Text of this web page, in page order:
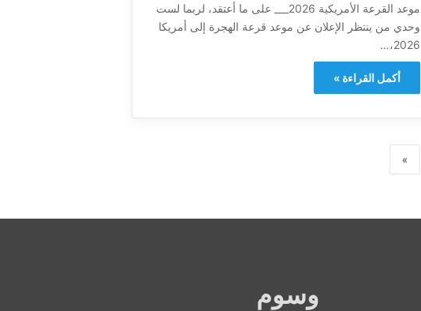
موعد القرعة الأمريكية 2026___ على ما أعتقد، لربما لست
وحدي من ينتظر الإعلان عن موعد قرعة الهجرة إلى أمريكا
2026،…
أكمل القراءة »
»
وسوم